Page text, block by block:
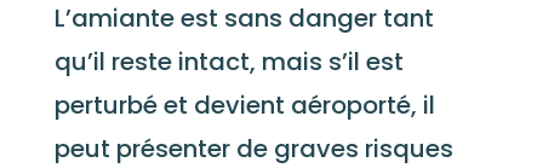
L’amiante est sans danger tant
qu’il reste intact, mais s’il est
perturbé et devient aéroporté, il
peut présenter de graves risques